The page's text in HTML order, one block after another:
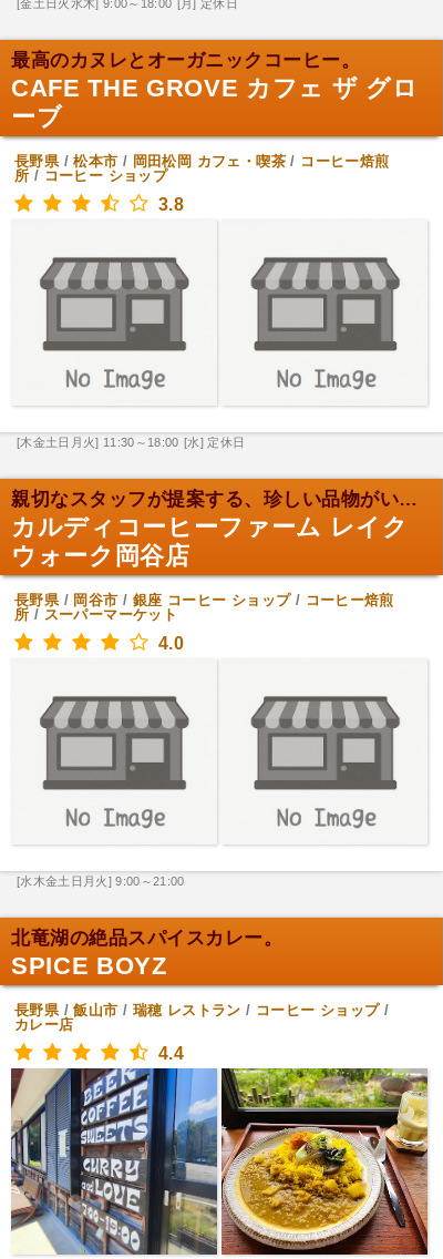
[金土日火水木] 9:00～18:00 [月] 定休日
最高のカヌレとオーガニックコーヒー。
CAFE THE GROVE カフェ ザ グロ
ーブ
長野県/松本市 / 岡田松岡 カフェ・喫茶/ コーヒー焙煎
所 / コーヒー ショップ
3.8
[木金土日月火] 11:30～18:00 [水] 定休日
親切なスタッフが提案する、珍しい品物がいっぱい！
カルディコーヒーファーム レイク
ウォーク岡谷店
長野県/ 岡谷市 / 銀座 コーヒー ショップ/ コーヒー焙煎
所 / スーパーマーケット
4.0
[水木金土日月火] 9:00～21:00
北竜湖の絶品スパイスカレー。
SPICE BOYZ
長野県/飯山市 / 瑞穂 レストラン / コーヒー ショップ/
カレー店
4.4